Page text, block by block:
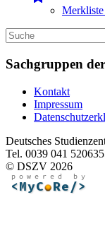
Sachgruppen
Kontakt
Impressum
Deutsches
Tel. 0039 041
© DSZV 2026